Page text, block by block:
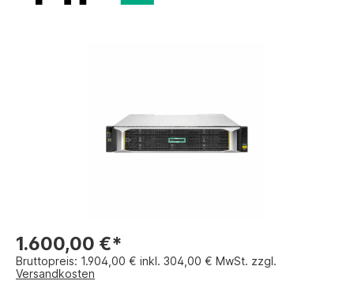
1.600,00 €*
Bruttopreis: 1.904,00 € inkl. 304,00 € MwSt. zzgl.
Versandkosten